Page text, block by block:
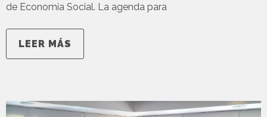
de Economía Social. La agenda para
LEER MÁS